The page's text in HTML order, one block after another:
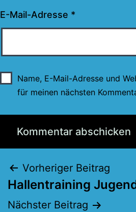
E-Mail-Adresse *
Name, E-Mail-Adresse und
für meinen nächsten
Vorheriger Beitrag
Hallentraining
Nächster Beitrag